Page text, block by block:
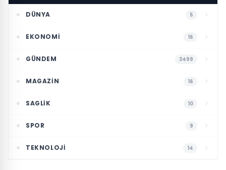
DÜNYA 5
EKONOMI 16
GÜNDEM 3499
MAGAZIN 16
SAGLIK 10
SPOR 9
TEKNOLOJI 14